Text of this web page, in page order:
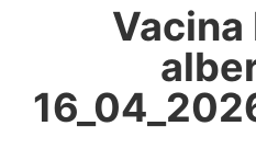
Vacina